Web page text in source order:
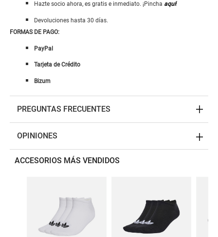
Hazte socio ahora, es gratis e inmediato. ¡Pincha aquí!
Devoluciones hasta 30 días.
FORMAS DE PAGO:
PayPal
Tarjeta de Crédito
Bizum
PREGUNTAS FRECUENTES
OPINIONES
ACCESORIOS MÁS VENDIDOS